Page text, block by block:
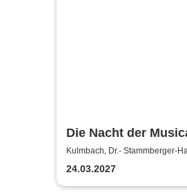
Die Nacht der
erfolgreichste
aller Zeiten
Kulmbach, Dr.- Stammberger-
24.03.2027